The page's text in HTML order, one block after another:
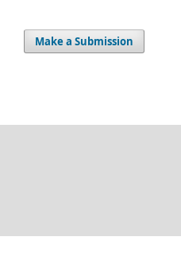
Make a Submission